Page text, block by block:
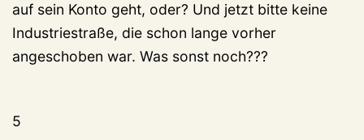
auf sein Konto geht, oder? Und jetzt bitte keine
Industriestraße, die schon lange vorher
angeschoben war. Was sonst noch???
5